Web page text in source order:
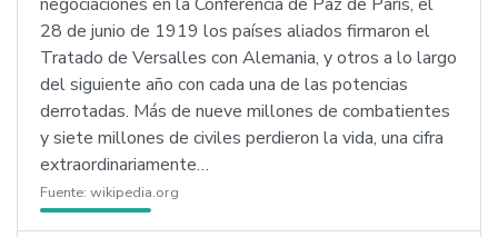
28 de junio de 1919 los países aliados firmaron el
Tratado de Versalles con Alemania, y otros a lo largo
del siguiente año con cada una de las potencias
derrotadas. Más de nueve millones de combatientes
y siete millones de civiles perdieron la vida, una cifra
extraordinariamente…
Fuente: wikipedia.org